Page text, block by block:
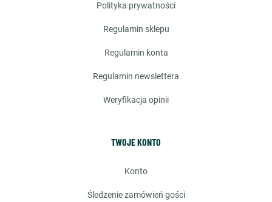
polityka prywatności
regulamin sklepu
regulamin konta
regulamin newslettera
weryfikacja opinii
TWOJE KONTO
konto
śledzenie zamówień gości